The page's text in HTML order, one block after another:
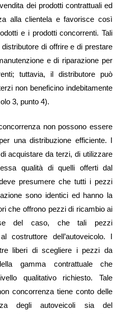
dei prodotti contrattuali ed
alla clientela e favorisce così
e i prodotti concorrenti. Tali
di offrire e di prestare
e di riparazione per
tuttavia, il distributore può
non beneficino indebitamente
3, punto 4).
non possono essere
una distribuzione efficiente. I
acquistare da terzi, di utilizzare
qualità di quelli offerti dal
presumere che tutti i pezzi
sono identici ed hanno la
che offrono pezzi di ricambio ai
del caso, che tali pezzi
costruttore dell’autoveicolo. I
liberi di scegliere i pezzi da
gamma contrattuale che
qualitativo richiesto. Tale
concorrenza tiene conto delle
degli autoveicoli sia del